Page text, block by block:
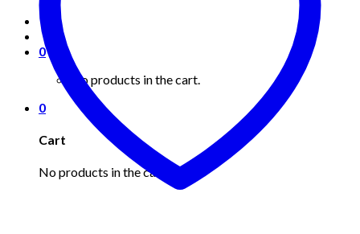
0
No products in the cart.
0
Cart
No products in the cart.